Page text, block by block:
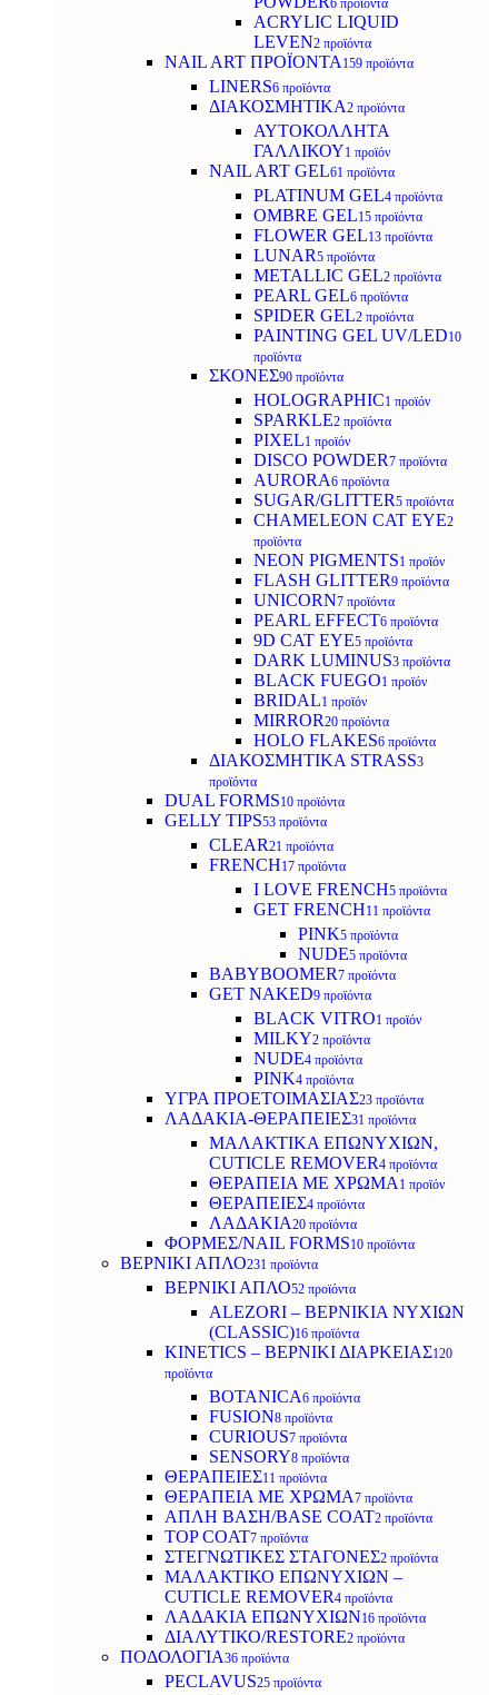
6 προϊόντα
ACRYLIC LIQUID
LEVEN2 προϊόντα
NAIL ART ΠΡΟΪΟΝΤΑ 159 προϊόντα
LINERS6 προϊόντα
ΔΙΑΚΟΣΜΗΤΙΚΑ2 προϊόντα
ΑΥΤΟΚΟΛΛΗΤΑ
ΓΑΛΛΙΚΟΥ1 προϊόν
NAIL ART GEL61 προϊόντα
PLATINUM GEL4 προϊόντα
OMBRE GEL15 προϊόντα
FLOWER GEL13 προϊόντα
LUNAR5 προϊόντα
METALLIC GEL2 προϊόντα
PEARL GEL6 προϊόντα
SPIDER GEL2 προϊόντα
PAINTING GEL UV/LED10
προϊόντα
ΣΚΟΝΕΣ90 προϊόντα
HOLOGRAPHIC1 προϊόν
SPARKLE2 προϊόντα
PIXEL1 προϊόν
DISCO POWDER7 προϊόντα
AURORA6 προϊόντα
SUGAR/GLITTER5 προϊόντα
CHAMELEON CAT EYE2
προϊόντα
NEON PIGMENTS1 προϊόν
FLASH GLITTER9 προϊόντα
UNICORN7 προϊόντα
PEARL EFFECT6 προϊόντα
9D CAT EYE5 προϊόντα
DARK LUMINUS3 προϊόντα
BLACK FUEGO1 προϊόν
BRIDAL1 προϊόν
MIRROR20 προϊόντα
HOLO FLAKES6 προϊόντα
ΔΙΑΚΟΣΜΗΤΙΚΑ STRASS3
προϊόντα
DUAL FORMS10 προϊόντα
GELLY TIPS53 προϊόντα
CLEAR21 προϊόντα
FRENCH17 προϊόντα
I LOVE FRENCH5 προϊόντα
GET FRENCH11 προϊόντα
PINK5 προϊόντα
NUDE5 προϊόντα
BABYBOOMER7 προϊόντα
GET NAKED9 προϊόντα
BLACK VITRO1 προϊόν
MILKY2 προϊόντα
NUDE4 προϊόντα
PINK4 προϊόντα
ΥΓΡΑ ΠΡΟΕΤΟΙΜΑΣΙΑΣ23 προϊόντα
ΛΑΔΑΚΙΑ-ΘΕΡΑΠΕΙΕΣ31 προϊόντα
ΜΑΛΑΚΤΙΚΑ ΕΠΩΝΥΧΙΩΝ,
CUTICLE REMOVER4 προϊόντα
ΘΕΡΑΠΕΙΑ ΜΕ ΧΡΩΜΑ 1 προϊόν
ΘΕΡΑΠΕΙΕΣ4 προϊόντα
ΛΑΔΑΚΙΑ20 προϊόντα
ΦΟΡΜΕΣ/NAIL FORMS10 προϊόντα
ΒΕΡΝΙΚΙ ΑΠΛΟ231 προϊόντα
ΒΕΡΝΙΚΙ ΑΠΛΟ52 προϊόντα
ALEZORI – ΒΕΡΝΙΚΙΑ ΝΥΧΙΩΝ
(CLASSIC)16 προϊόντα
KINETICS – ΒΕΡΝΙΚΙ ΔΙΑΡΚΕΙΑΣ120
προϊόντα
BOTANICA6 προϊόντα
FUSION8 προϊόντα
CURIOUS7 προϊόντα
SENSORY8 προϊόντα
ΘΕΡΑΠΕΙΕΣ11 προϊόντα
ΘΕΡΑΠΕΙΑ ΜΕ ΧΡΩΜΑ7 προϊόντα
ΑΠΛΗ ΒΑΣΗ/BASE COAT2 προϊόντα
TOP COAT7 προϊόντα
ΣΤΕΓΝΩΤΙΚΕΣ ΣΤΑΓΟΝΕΣ2 προϊόντα
ΜΑΛΑΚΤΙΚΟ ΕΠΩΝΥΧΙΩΝ –
CUTICLE REMOVER4 προϊόντα
ΛΑΔΑΚΙΑ ΕΠΩΝΥΧΙΩΝ16 προϊόντα
ΔΙΑΛΥΤΙΚΟ/RESTORE2 προϊόντα
ΠΟΔΟΛΟΓΙΑ36 προϊόντα
PECLAVUS25 προϊόντα